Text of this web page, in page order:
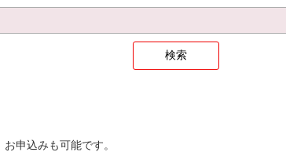
申込みも可能です。